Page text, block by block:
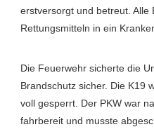
erstversorgt und betreut. Alle
Rettungsmitteln in ein
Die Feuerwehr sicherte die
Brandschutz sicher. Die K19
voll gesperrt. Der PKW war
fahrbereit und musste